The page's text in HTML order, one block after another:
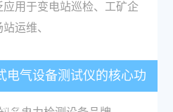
用于变电站巡检、工矿企
运维、
电气设备测试仪的核心功
些？